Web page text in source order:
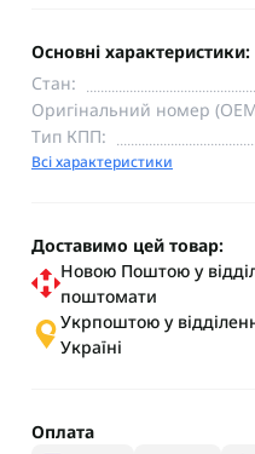
Основні характеристики:
Стан:
Оригінальний номер
Тип КПП:
Всі характеристики
Доставимо цей товар:
Новою Поштою у
поштомати
Укрпоштою у
Україні
Оплата